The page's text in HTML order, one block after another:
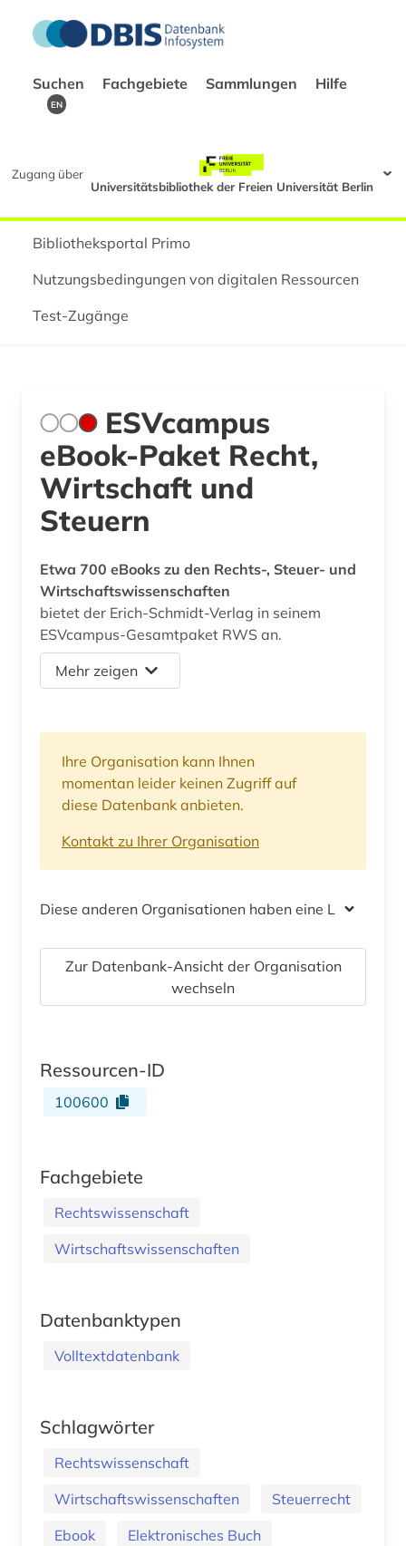
Suchen Fachgebiete Sammlungen Hilfe
EN
Zugang über
Universitätsbibliothek der Freien Universität Berlin
Bibliotheksportal Primo
Nutzungsbedingungen von digitalen Ressourcen
Test-Zugänge
ESVcampus
eBook-Paket Recht,
Wirtschaft und
Steuern
Etwa 700 eBooks zu den Rechts-, Steuer- und
Wirtschaftswissenschaften
bietet der Erich-Schmidt-Verlag in seinem
ESVcampus-Gesamtpaket RWS an.
Mehr zeigen
Ihre Organisation kann Ihnen
momentan leider keinen Zugriff auf
diese Datenbank anbieten.
Kontakt zu Ihrer Organisation
Diese anderen Organisationen haben eine Lizenz
Zur Datenbank-Ansicht der Organisation
wechseln
Ressourcen-ID
100600
Fachgebiete
Rechtswissenschaft
Wirtschaftswissenschaften
Datenbanktypen
Volltextdatenbank
Schlagwörter
Rechtswissenschaft
Wirtschaftswissenschaften
Steuerrecht
Ebook
Elektronisches Buch